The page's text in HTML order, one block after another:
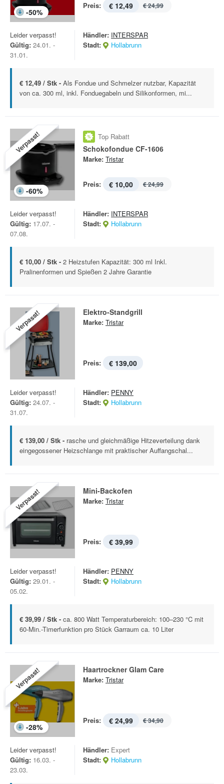
-50%
Preis: € 12,49 € 24,99
Leider verpasst!
Gültig: 24.01. -
31.01.
Händler: INTERSPAR
Stadt:
Hollabrunn
€ 12,49 / Stk - Als Fondue und Schmelzer nutzbar, Kapazität
von ca. 300 ml, inkl. Fonduegabeln und Silikonformen, mi...
Verpasst!
-60%
Top Rabatt
Schokofondue CF-1606
Marke: Tristar
Preis: € 10,00 € 24,99
Leider verpasst!
Gültig: 17.07. -
07.08.
Händler: INTERSPAR
Stadt:
Hollabrunn
€ 10,00 / Stk - 2 Heizstufen Kapazität: 300 ml Inkl.
Pralinenformen und Spießen 2 Jahre Garantie
Verpasst! Elektro-Standgrill
Marke: Tristar
Preis: € 139,00
Leider verpasst!
Gültig: 24.07. -
31.07.
Händler: PENNY
Stadt:
Hollabrunn
€ 139,00 / Stk - rasche und gleichmäßige Hitzeverteilung dank
eingegossener Heizschlange mit praktischer Auffangschal...
Verpasst! Mini-Backofen
Marke: Tristar
Preis: € 39,99
Leider verpasst!
Gültig: 29.01. -
05.02.
Händler: PENNY
Stadt:
Hollabrunn
€ 39,99 / Stk - ca. 800 Watt Temperaturbereich: 100–230 °C mit
60-Min.-Timerfunktion pro Stück Garraum ca. 10 Liter
Verpasst!
-28%
Haartrockner Glam Care
Marke: Tristar
Preis: € 24,99 € 34,90
Leider verpasst!
Gültig: 16.03. -
23.03.
Händler: Expert
Stadt:
Hollabrunn